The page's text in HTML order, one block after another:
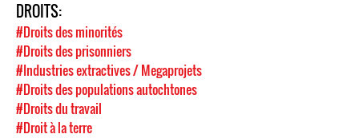
DROITS:
#Droits des minorités
#Droits des prisonniers
#Industries extractives / Megaprojets
#Droits des populations autochtones
#Droits du travail
#Droit à la terre